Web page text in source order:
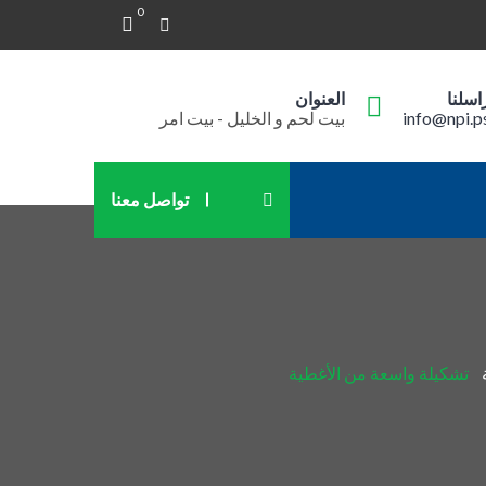
0
العنوان
بيت لحم و الخليل - بيت امر
تواصل معنا
تشكيلة واسعة من الأغطية